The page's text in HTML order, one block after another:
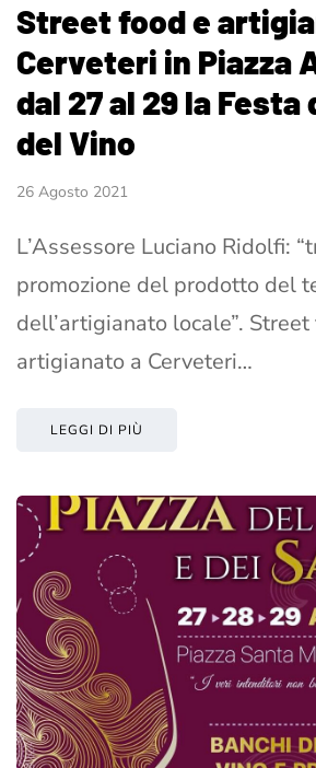
Street food e
Cerveteri in Piazza
dal 27 al 29 la Festa
del Vino
26 Agosto 2021
L’Assessore Luciano Ridolfi:
promozione del prodotto del
dell’artigianato locale”.
artigianato a Cerveteri…
LEGGI DI PIÙ